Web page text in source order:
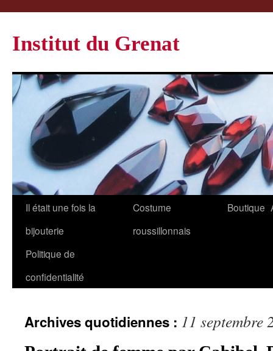
Institut du Grenat
Il était une fois la
bijouterie
Costume
roussillonnais
Boutique
Politique de
confidentialité
Archives quotidiennes : 11 septembre